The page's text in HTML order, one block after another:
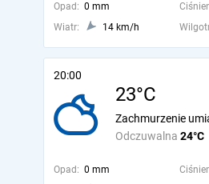
Opad: 0 mm
Wiatr:
14 km/h
20:00
23°C
Odczuwalna 24°C
Zachmurzenie
Opad: 0 mm